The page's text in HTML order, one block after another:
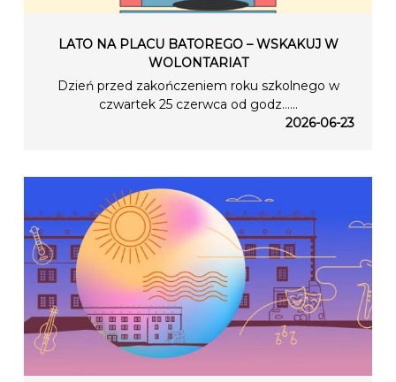
LATO NA PLACU BATOREGO – WSKAKUJ W
WOLONTARIAT
Dzień przed zakończeniem roku szkolnego w
czwartek 25 czerwca od godz…...
2026-06-23